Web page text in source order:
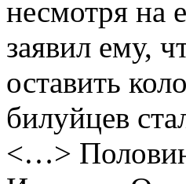
несмотря на
заявил ему,
оставить
билуйцев
<…>